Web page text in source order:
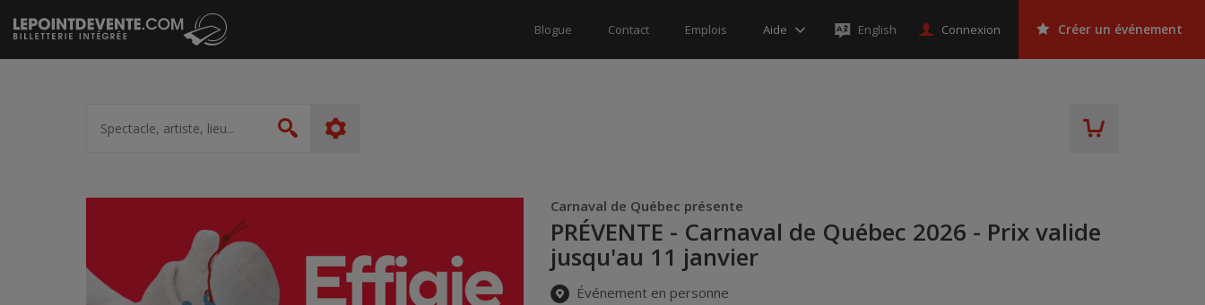
Passer
au
contenu
Blogue Contact Emplois Aide English Connexion Créer un événement
artiste,
lieu...
Rechercher
Carnaval de Québec présente
PRÉVENTE - Carnaval de Québec 2026 - Prix valide
jusqu'au 11 janvier
Événement en personne